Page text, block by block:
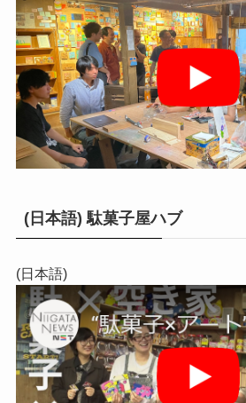
(日本語) 駄菓子屋ハブ
(日本語)